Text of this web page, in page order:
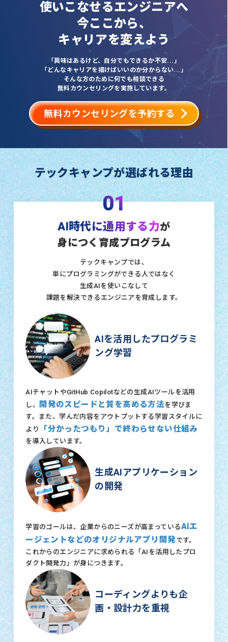
使いこなせるエンジニアへ
今ここから、
キャリアを変えよう
「興味はあるけど、自分でもできるか不安...」
「どんなキャリアを描けばいいのか分からない...」
そんな方のために何でも相談できる
無料カウンセリングを実施しています。
無料カウンセリングを予約する
テックキャンプが選ばれる理由
01
AI時代に通用する力が
身につく育成プログラム
テックキャンプでは、
単にプログラミングができる人ではなく
生成AIを使いこなして
課題を解決できるエンジニアを育成します。
AIを活用したプログラミ
ング学習
AIチャットやGitHub Copilotなどの生成AIツールを活用
し、
開発のスピードと質を高める方法を学びま
す。また、学んだ内容をアウトプットする学習スタイルに
より
「分かったつもり」で終わらせない仕組み
を導入しています。
生成AIアプリケーション
の開発
学習のゴールは、企業からのニーズが高まっているAIエ
ージェントなどのオリジナルアプリ開発です。
これからのエンジニアに求められる「AIを活用したプロ
ダクト開発力」が身につきます。
コーディングよりも企
画・設計力を重視